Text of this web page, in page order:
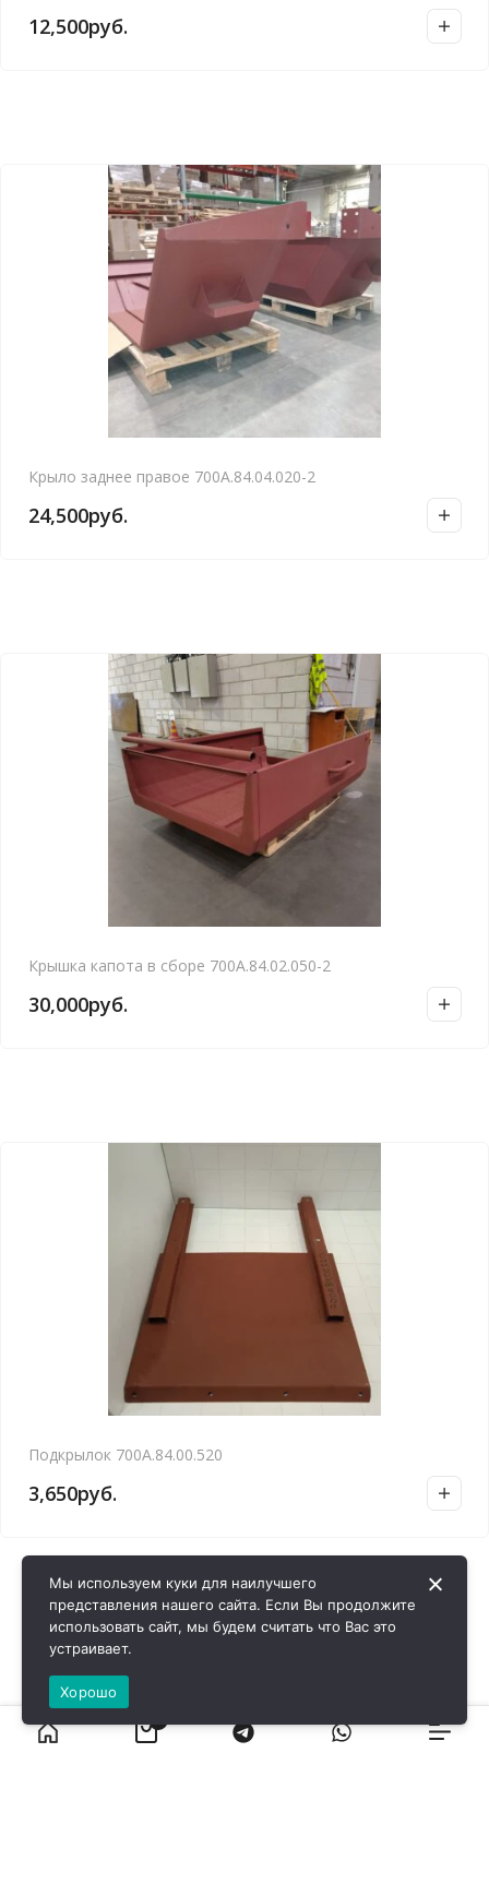
12,500руб.
Крыло заднее правое 700А.84.04.020-2
24,500руб.
Крышка капота в сборе 700А.84.02.050-2
30,000руб.
Подкрылок 700А.84.00.520
3,650руб.
Мы используем куки для наилучшего
представления нашего сайта. Если Вы продолжите
использовать сайт, мы будем считать что Вас это
устраивает.
Хорошо